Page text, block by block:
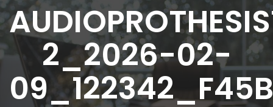
2_2026-02-